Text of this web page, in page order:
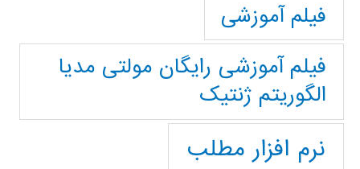
فیلم آموزشی
فیلم آموزشی رایگان مولتی مدیا
الگوریتم ژنتیک
نرم افزار مطلب